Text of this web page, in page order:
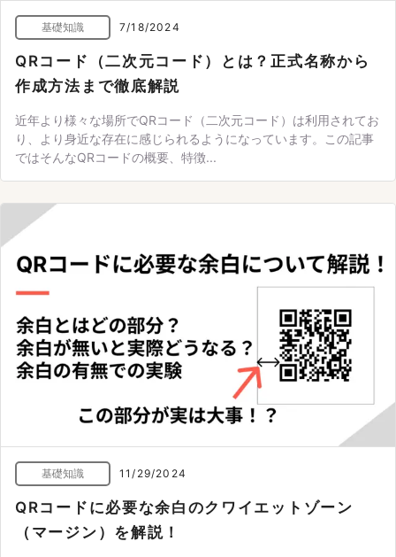
基礎知識 7/18/2024
QRコード（二次元コード）とは？正式名称から
作成方法まで徹底解説
近年より様々な場所でQRコード（二次元コード）は利用されてお
り、より身近な存在に感じられるようになっています。この記事
ではそんなQRコードの概要、特徴...
基礎知識 11/29/2024
QRコードに必要な余白のクワイエットゾーン
（マージン）を解説！